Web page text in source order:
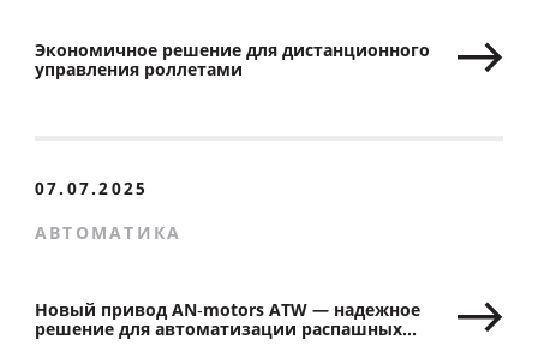
Экономичное решение для дистанционного
управления роллетами
07.07.2025
АВТОМАТИКА
Новый привод AN‑motors ATW — надежное
решение для автоматизации распашных